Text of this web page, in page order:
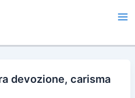
devozione, carisma